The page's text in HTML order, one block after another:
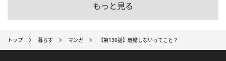
もっと見る
トップ 暮らす マンガ 【第130話】離婚しないってこと？